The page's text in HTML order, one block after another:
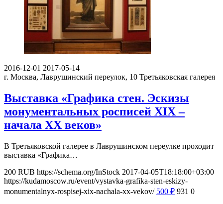
2016-12-01 2017-05-14
г. Москва, Лаврушинский переулок, 10 Третьяковская галерея
Выставка «Графика стен. Эскизы
монументальных росписей XIX –
начала XX веков»
В Третьяковской галерее в Лаврушинском переулке проходит
выставка «Графика…
200 RUB https://schema.org/InStock 2017-04-05T18:18:00+03:00
https://kudamoscow.ru/event/vystavka-grafika-sten-eskizy-
monumentalnyx-rospisej-xix-nachala-xx-vekov/ 500 ₽ 931 0